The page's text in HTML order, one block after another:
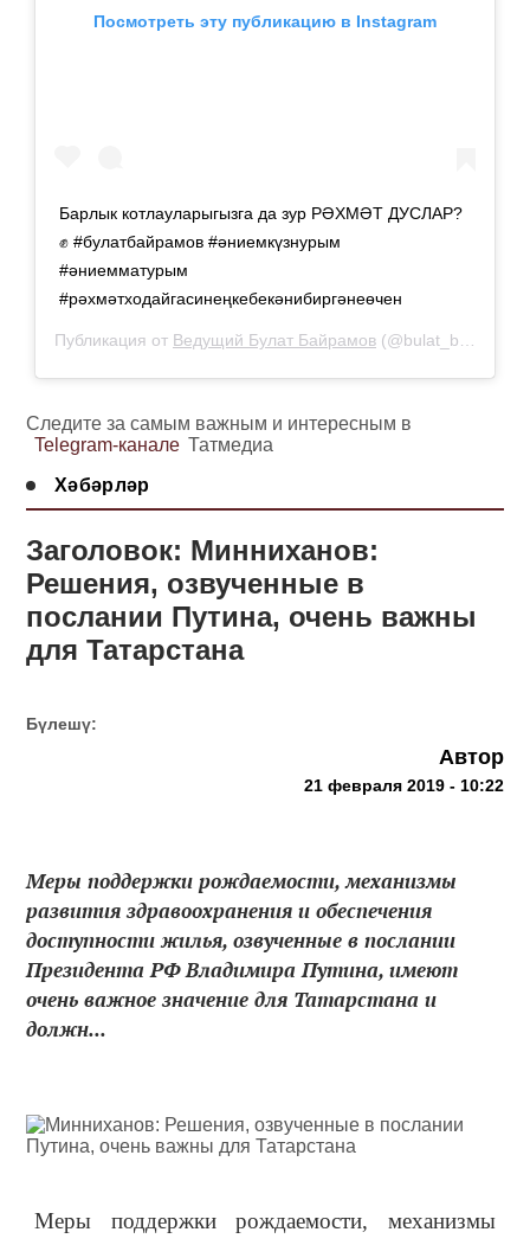
Посмотреть эту публикацию в Instagram
Барлык котлауларыгызга да зур РӘХМӘТ ДУСЛАР?
✊ #булатбайрамов #әниемкүзнурым
#әниемматурым
#рәхмәтходайгасинеңкебекәнибиргәнеөчен
Публикация от Ведущий Булат Байрамов (@bulat_bairamov)
Следите за самым важным и интересным в
Telegram-канале Татмедиа
Хәбәрләр
Заголовок: Минниханов:
Решения, озвученные в
послании Путина, очень важны
для Татарстана
Бүлешү:
Автор
21 февраля 2019 - 10:22
Меры поддержки рождаемости, механизмы
развития здравоохранения и обеспечения
доступности жилья, озвученные в послании
Президента РФ Владимира Путина, имеют
очень важное значение для Татарстана и
должн...
Меры поддержки рождаемости, механизмы